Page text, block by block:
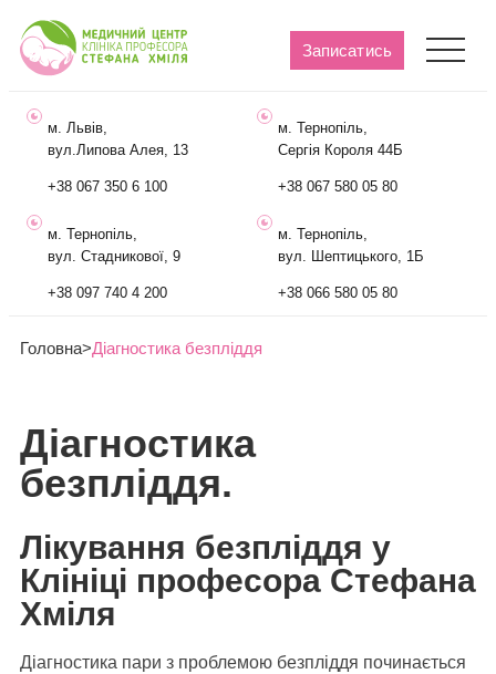
м. Львів,
вул.Липова Алея, 13
+38 067 350 6 100
м. Тернопіль,
Сергія Короля 44Б
+38 067 580 05 80
м. Тернопіль,
вул. Стадникової, 9
+38 097 740 4 200
м. Тернопіль,
вул. Шептицького, 1Б
+38 066 580 05 80
Записатись
Головна>Діагностика безпліддя
Діагностика
безпліддя.
Лікування безпліддя у
Клініці професора Стефана
Хміля
Діагностика пари з проблемою безпліддя починається